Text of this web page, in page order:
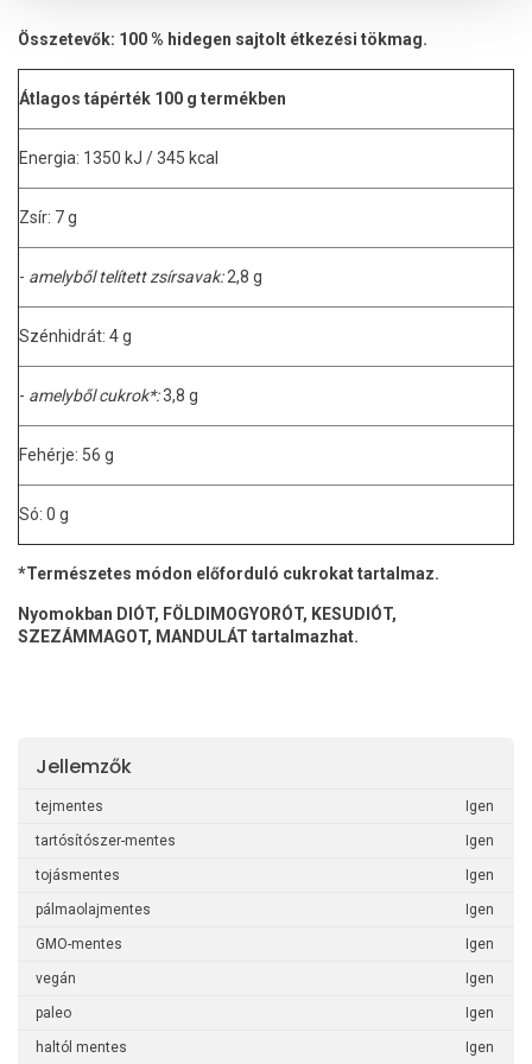
Összetevők: 100 % hidegen sajtolt étkezési tökmag.
Átlagos tápérték 100 g termékben
Energia: 1350 kJ / 345 kcal
Zsír: 7 g
- amelyből telített zsírsavak:2,8 g
Szénhidrát: 4 g
- amelyből cukrok*:3,8 g
Fehérje: 56 g
Só: 0 g
*Természetes módon előforduló cukrokat tartalmaz.
Nyomokban DIÓT, FÖLDIMOGYORÓT, KESUDIÓT,
SZEZÁMMAGOT, MANDULÁT tartalmazhat.
Jellemzők
tejmentes Igen
tartósítószer-mentes Igen
tojásmentes Igen
pálmaolajmentes Igen
GMO-mentes Igen
vegán Igen
paleo Igen
haltól mentes Igen